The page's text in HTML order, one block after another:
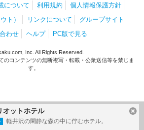
オットホテル
軽井沢の閑静な森の中に佇むホテル。
について 利用規約
個人情報保護方針
ト）
リンクについて
グループサイト
わせ
ヘルプ PC版で見る
Inc. All Rights Reserved.
のコンテンツの無断複写・転載・公衆送信等を禁じま
す。